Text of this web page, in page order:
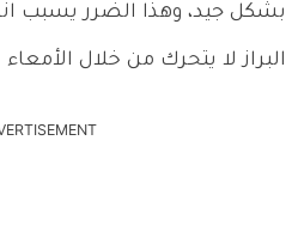
بشكل جيد، وهذا الضرر يسبب
البراز لا يتحرك من خلال